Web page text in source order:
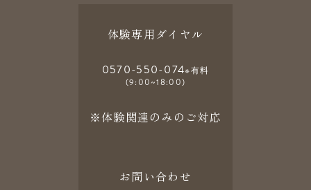
体験専用ダイヤル
0570-550-074※有料
(9:00~18:00)
※体験関連のみのご対応
お問い合わせ